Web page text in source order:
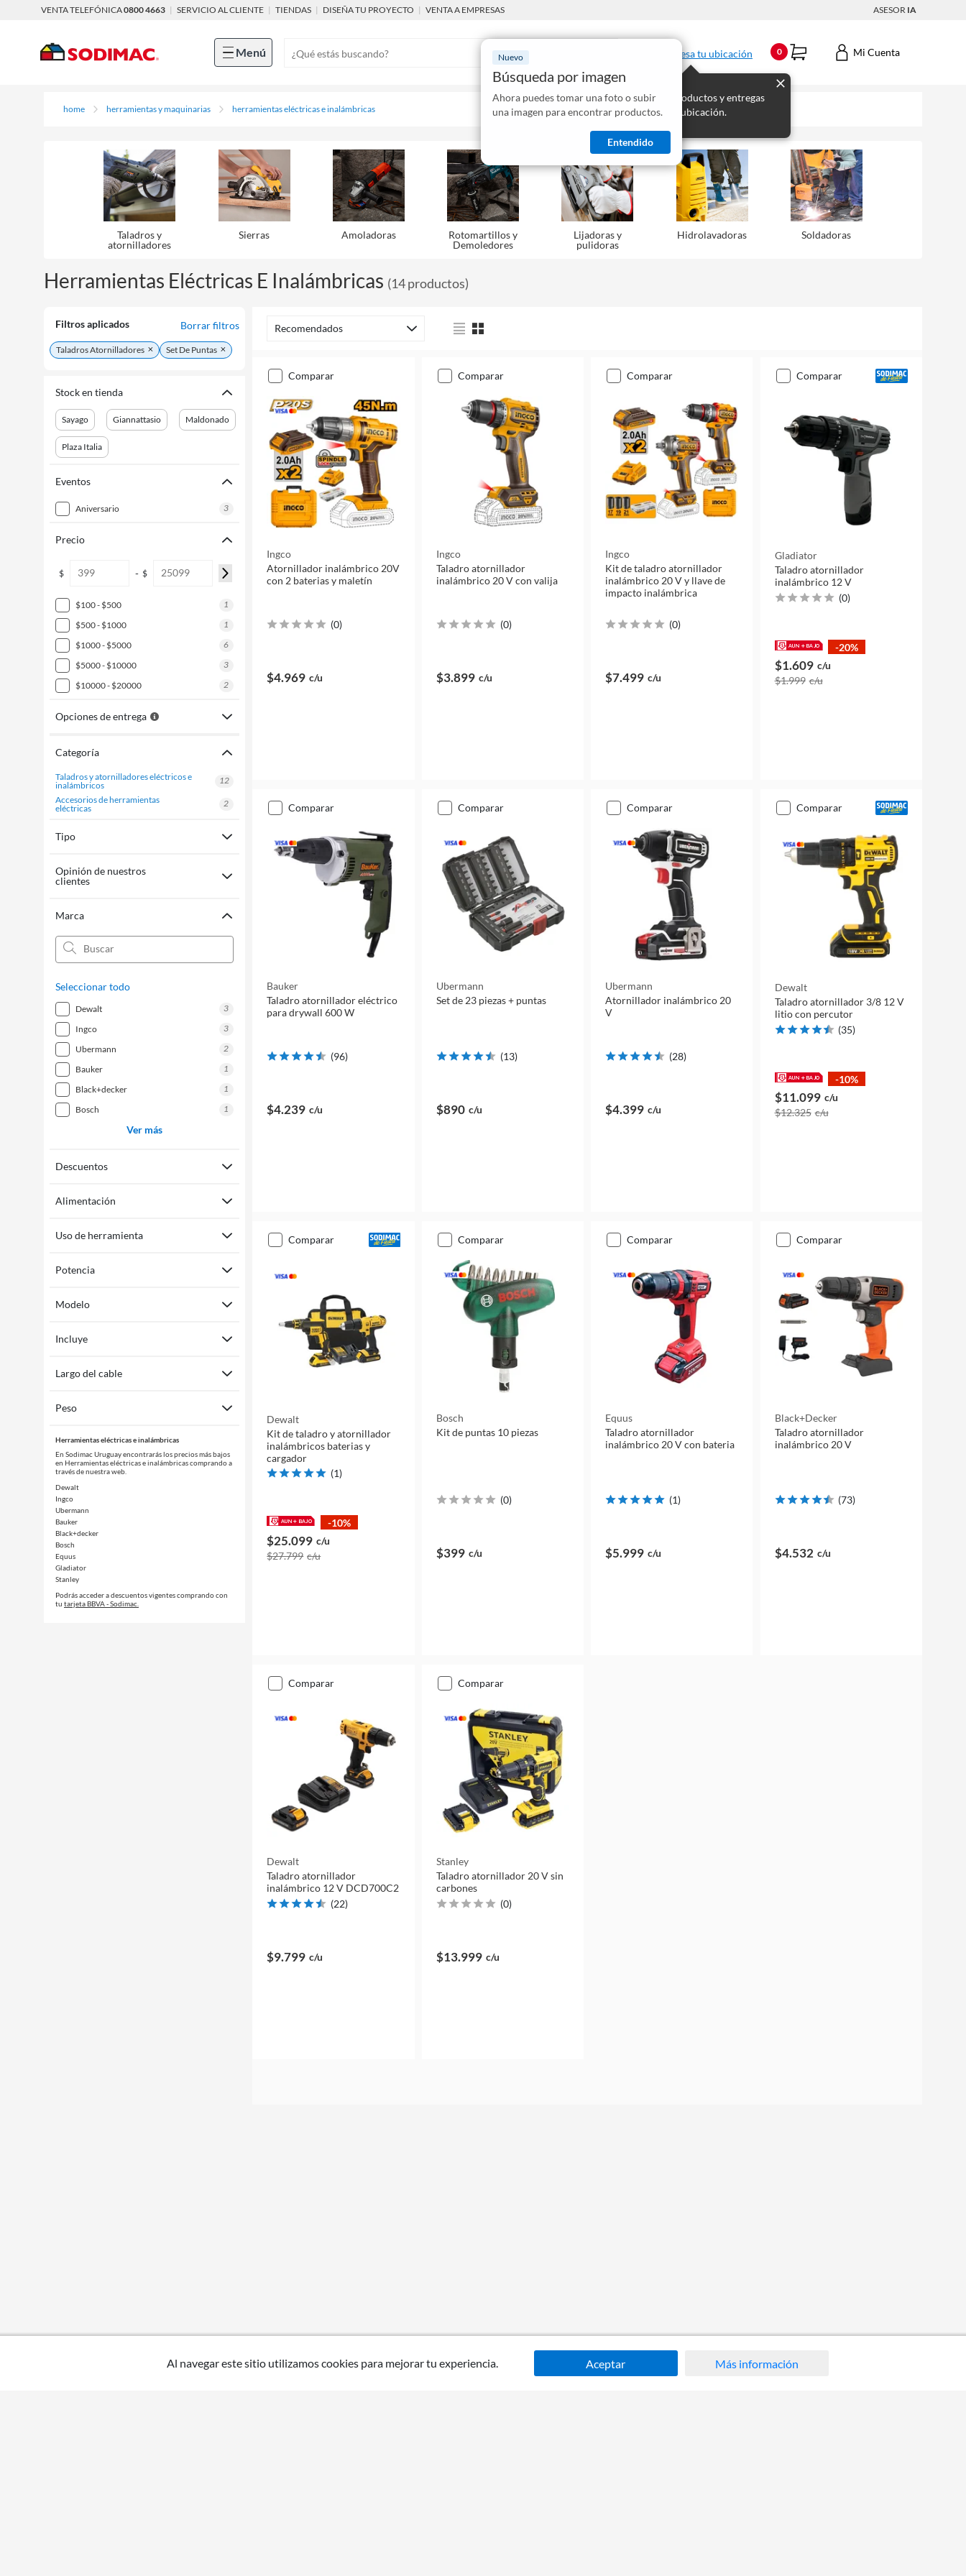
VENTA TELEFÓNICA0800 4663 | SERVICIO AL CLIENTE | TIENDAS | DISEÑA TU PROYECTO | VENTA A EMPRESAS ASESOR IA
Menú Nuevo
Búsqueda por imagen
Ahora puedes tomar una foto o subir
una imagen para encontrar productos.
Entendido
Ingresa tu ubicación
Mostraremos los productos y entregas
disponibles para tu ubicación.
0 Mi Cuenta
home herramientas y maquinarias herramientas eléctricas e inalámbricas
Taladros y
atornilladores
Sierras Amoladoras
Rotomartillos y
Demoledores
Lijadoras y
pulidoras
Hidrolavadoras Soldadoras
Herramientas Eléctricas E Inalámbricas (14productos)
Filtros aplicados Borrar filtros
Taladros Atornilladores Set De Puntas
Stock en tienda
Sayago Giannattasio Maldonado
Plaza Italia
Eventos
aniversario 3
Precio
$ - $
$100 - $500
1
$500 - $1000
1
$1000 - $5000
6
$5000 - $10000
3
$10000 - $20000
2
Opciones de entrega
Categoría
taladros y atornilladores eléctricos e
inalámbricos
12
accesorios de herramientas
eléctricas
2
Tipo
Opinión de nuestros
clientes
Marca
Seleccionar todo
dewalt
3
ingco
3
ubermann
2
bauker
1
black+decker
1
bosch
1
Ver más
Descuentos
Alimentación
Uso de herramienta
Potencia
Modelo
Incluye
Largo del cable
Peso
Herramientas eléctricas e inalámbricas
En Sodimac Uruguay encontrarás los precios más bajos
en Herramientas eléctricas e inalámbricas comprando a
través de nuestra web.
Dewalt
Ingco
Ubermann
Bauker
Black+decker
Bosch
Equus
Gladiator
Stanley
Podrás acceder a descuentos vigentes comprando con
tu tarjeta BBVA - Sodimac.
Recomendados
comparar
Ingco
Atornillador inalámbrico 20V
con 2 baterias y maletín
(0)
$4.969 c/u
comparar
Ingco
Taladro atornillador
inalámbrico 20 V con valija
(0)
$3.899 c/u
comparar
Ingco
Kit de taladro atornillador
inalámbrico 20 V y llave de
impacto inalámbrica
(0)
$7.499 c/u
comparar
Gladiator
Taladro atornillador
inalámbrico 12 V
(0)
-20%
$1.609 c/u
$1.999 c/u
comparar
Bauker
Taladro atornillador eléctrico
para drywall 600 W
(96)
$4.239 c/u
comparar
Ubermann
Set de 23 piezas + puntas
(13)
$890 c/u
comparar
Ubermann
Atornillador inalámbrico 20
V
(28)
$4.399 c/u
comparar
Dewalt
Taladro atornillador 3/8 12 V
litio con percutor
(35)
-10%
$11.099 c/u
$12.325 c/u
comparar
Dewalt
Kit de taladro y atornillador
inalámbricos baterias y
cargador
(1)
-10%
$25.099 c/u
$27.799 c/u
comparar
Bosch
Kit de puntas 10 piezas
(0)
$399 c/u
comparar
Equus
Taladro atornillador
inalámbrico 20 V con bateria
(1)
$5.999 c/u
comparar
Black+decker
Taladro atornillador
inalámbrico 20 V
(73)
$4.532 c/u
comparar
Dewalt
Taladro atornillador
inalámbrico 12 V DCD700C2
(22)
$9.799 c/u
comparar
Stanley
Taladro atornillador 20 V sin
carbones
(0)
$13.999 c/u
Al navegar este sitio utilizamos cookies para mejorar tu experiencia. Aceptar Más información